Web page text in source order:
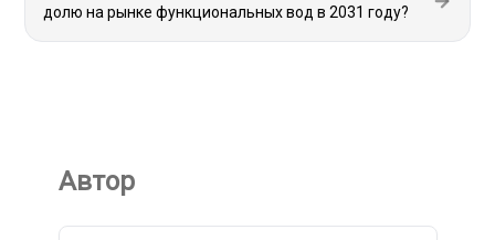
долю на рынке функциональных вод в 2031 году?
Автор